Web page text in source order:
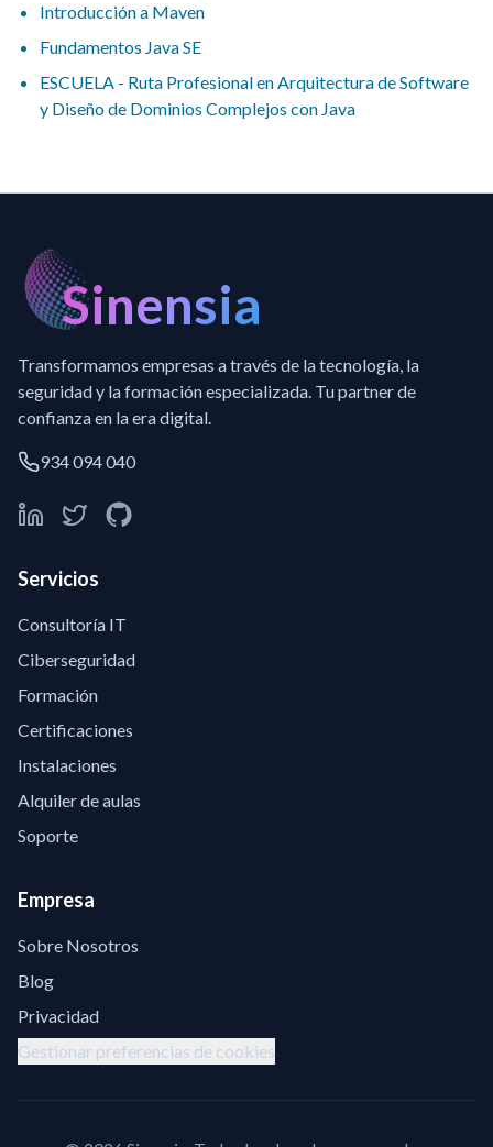
Introducción a Maven
Fundamentos Java SE
ESCUELA - Ruta Profesional en Arquitectura de Software
y Diseño de Dominios Complejos con Java
Sinensia
Transformamos empresas a través de la tecnología, la
seguridad y la formación especializada. Tu partner de
confianza en la era digital.
934 094 040
Servicios
Consultoría IT
Ciberseguridad
Formación
Certificaciones
Instalaciones
Alquiler de aulas
Soporte
Empresa
Sobre Nosotros
Blog
Privacidad
Gestionar preferencias de cookies